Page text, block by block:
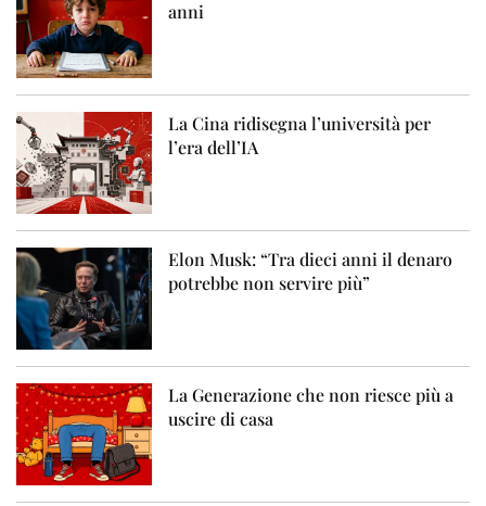
anni
La Cina ridisegna l’università per
l’era dell’IA
Elon Musk: “Tra dieci anni il denaro
potrebbe non servire più”
La Generazione che non riesce più a
uscire di casa